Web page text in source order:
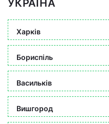
УКРАЇНА
Харків
Бориспіль
Васильків
Вишгород